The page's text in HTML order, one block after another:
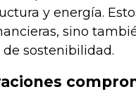
y energía.
sino
sostenibilidad.